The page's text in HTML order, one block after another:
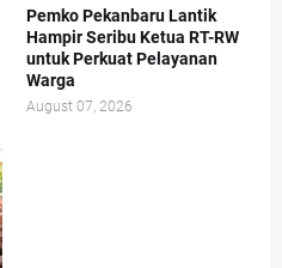
Pemko Pekanbaru Lantik
Hampir Seribu Ketua RT-RW
untuk Perkuat Pelayanan
Warga
August 07, 2026